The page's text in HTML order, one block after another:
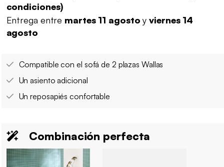
condiciones)
Entrega entre martes 11 agostoyviernes 14
agosto
Compatible con el sofá de 2 plazas Wallas
Un asiento adicional
Un reposapiés confortable
Combinación perfecta